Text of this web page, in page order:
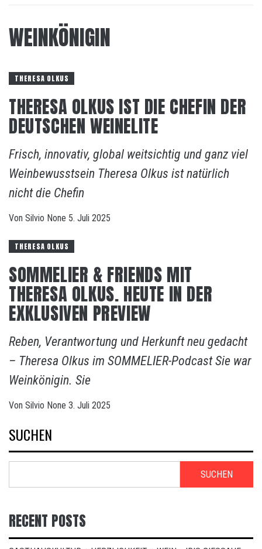
WEINKÖNIGIN
THERESA OLKUS
THERESA OLKUS IST DIE CHEFIN DER
DEUTSCHEN WEINELITE
Frisch, innovativ, global weitsichtig und ganz viel
Weinbewusstsein Theresa Olkus ist natürlich
nicht die Chefin
Von Silvio None 5. Juli 2025
THERESA OLKUS
SOMMELIER & FRIENDS MIT
THERESA OLKUS. HEUTE IN DER
EXKLUSIVEN PREVIEW
Reben, Verantwortung und Herkunft neu gedacht
– Theresa Olkus im SOMMELIER-Podcast Sie war
Weinkönigin. Sie
Von Silvio None 3. Juli 2025
SUCHEN
SUCHEN
RECENT POSTS